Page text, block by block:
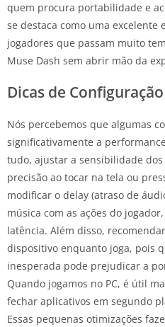
quem procura portabilidade e
se destaca como uma excelente
jogadores que passam muito
Muse Dash sem abrir mão da
Dicas de
Nós percebemos que algumas
significativamente a
tudo, ajustar a sensibilidade
precisão ao tocar na tela ou
modificar o delay (atraso de
música com as ações do
latência. Além disso,
dispositivo enquanto joga, pois
inesperada pode prejudicar a
Quando jogamos no PC, é útil
fechar aplicativos em segundo
Essas pequenas otimizações